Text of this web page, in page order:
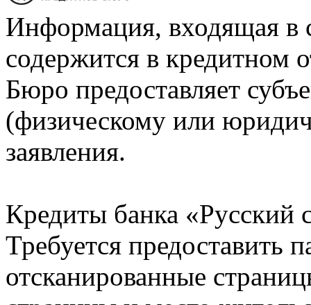
Информация, входящая в
содержится в кредитном
Бюро предоставляет
(физическому или
заявления.
Кредиты банка «Русский
Требуется предоставить
отсканированные